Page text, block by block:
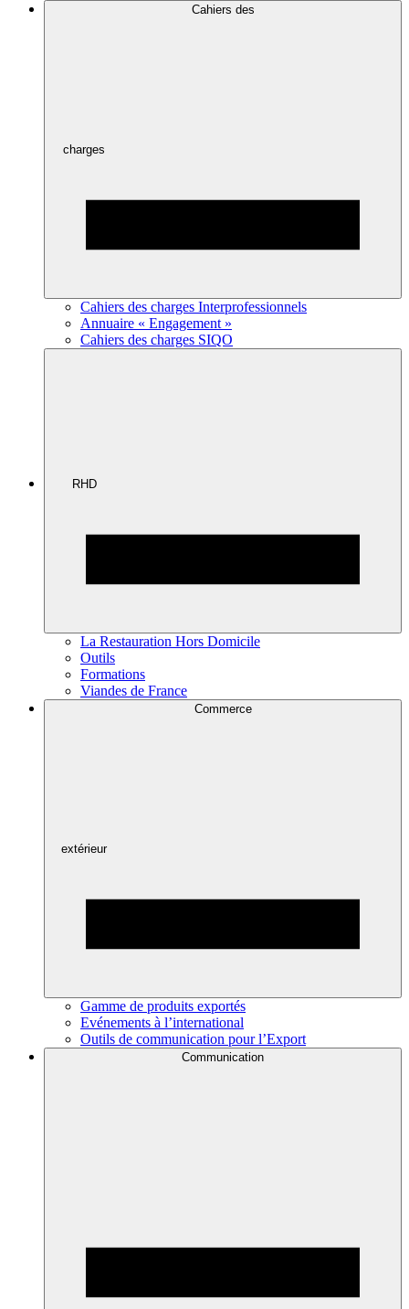
Cahiers des
charges
Cahiers des charges Interprofessionnels
Annuaire « Engagement »
Cahiers des charges SIQO
RHD
La Restauration Hors Domicile
Outils
Formations
Viandes de France
Commerce
extérieur
Gamme de produits exportés
Evénements à l’international
Outils de communication pour l’Export
Communication